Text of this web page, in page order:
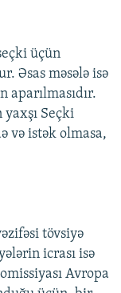
üçün
Əsas məsələ isə
Seçki
və istək olmasa,
tövsiyə
icrası isə
Avropa